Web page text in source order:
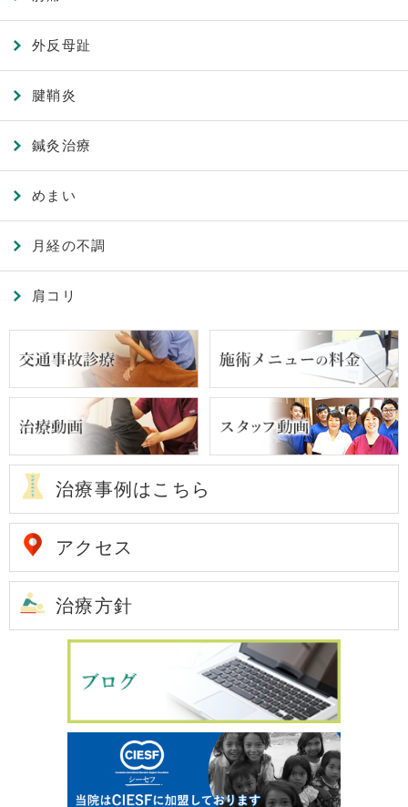
外反母趾
腱鞘炎
鍼灸治療
めまい
月経の不調
肩コリ
治療事例はこちら
アクセス
治療方針